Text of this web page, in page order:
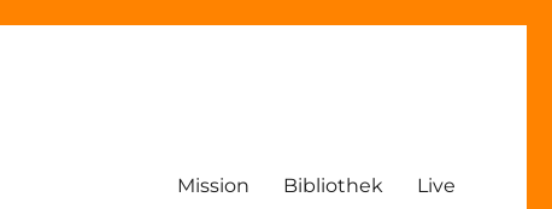
Mission Bibliothek Live